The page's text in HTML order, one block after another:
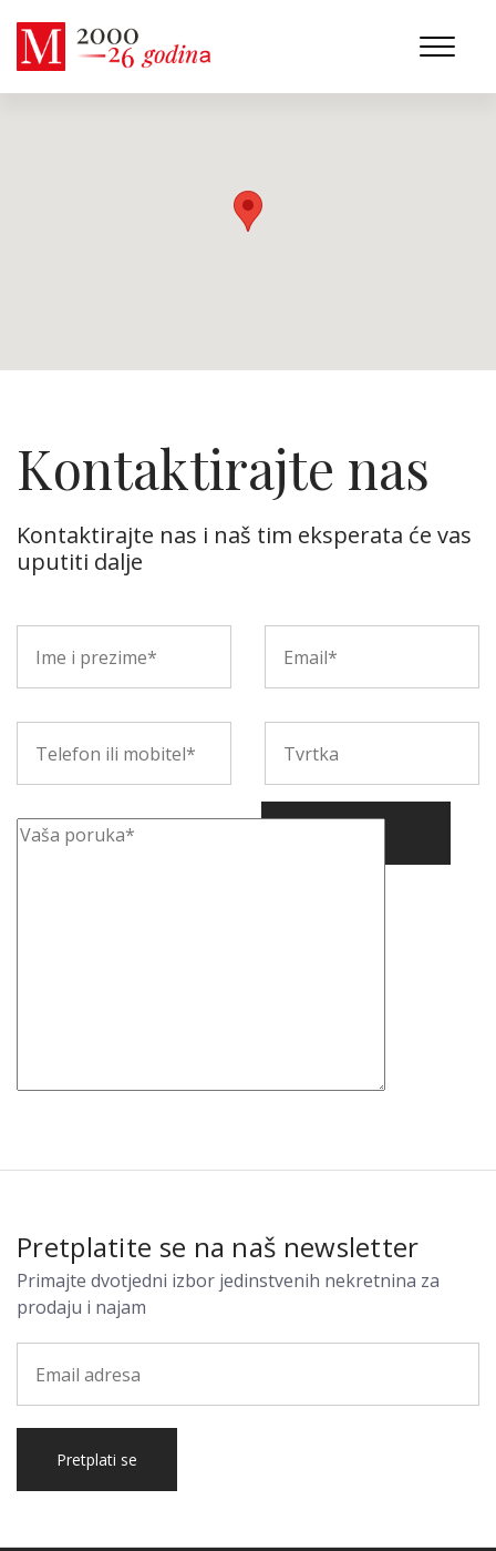
Kontaktirajte nas
Kontaktirajte nas i naš tim eksperata će vas
uputiti dalje
Pretplatite se na naš newsletter
Primajte dvotjedni izbor jedinstvenih nekretnina za
prodaju i najam
Pretplati se